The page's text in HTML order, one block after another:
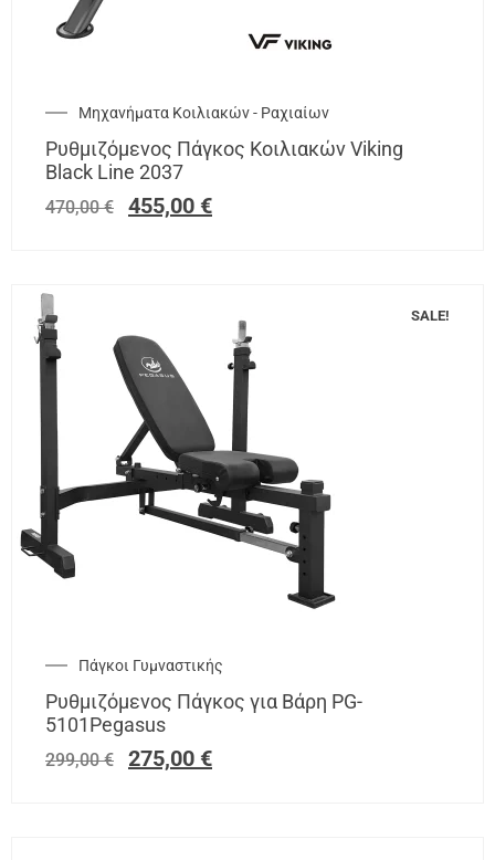
Μηχανήματα Κοιλιακών - Ραχιαίων
Ρυθμιζόμενος Πάγκος Κοιλιακών Viking
Black Line 2037
470,00€ 455,00 €
SALE!
Πάγκοι Γυμναστικής
Ρυθμιζόμενος Πάγκος για Βάρη PG-
5101Pegasus
299,00€ 275,00 €